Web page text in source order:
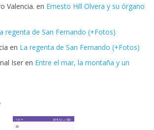
Valencia. en Ernesto Hill Olvera y su órgano
regenta de San Fernando (+Fotos)
en La regenta de San Fernando (+Fotos)
Iser en Entre el mar, la montaña y un